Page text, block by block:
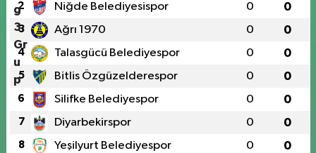
2 Niğde Belediyesispor 0 0
3 Ağrı 1970 0 0
4 Talasgücü Belediyespor 0 0
5 Bitlis Özgüzelderespor 0 0
6 Silifke Belediyespor 0 0
7 Diyarbekirspor 0 0
8 Yeşilyurt Belediyespor 0 0